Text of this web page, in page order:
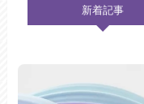
新着記事